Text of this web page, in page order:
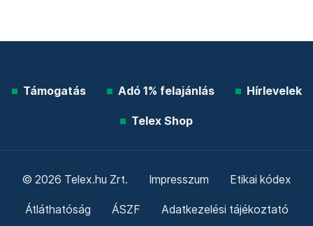
Támogatás Adó 1% felajánlás Hírlevelek
Telex Shop
© 2026 Telex.hu Zrt. Impresszum Etikai kódex
Átláthatóság ÁSZF Adatkezelési tájékoztató